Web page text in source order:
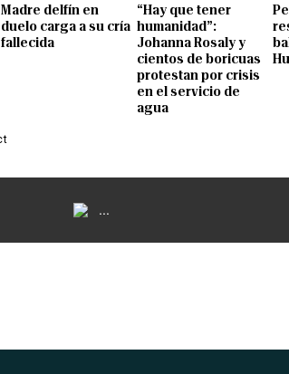
Madre delfín en
duelo carga a su cría
fallecida
“Hay que tener
humanidad”:
Johanna Rosaly y
cientos de boricuas
protestan por crisis
en el servicio de
agua
...